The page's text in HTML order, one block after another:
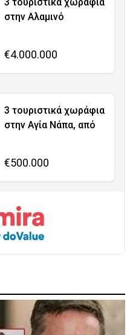
στην Αλαμινό
€4.000.000
3 τουριστικά χωράφια
στην Αγία Νάπα, από
€500.000